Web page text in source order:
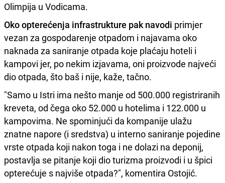
Olimpija u Vodicama.
Oko opterećenja infrastrukture pak navodi primjer
vezan za gospodarenje otpadom i najavama oko
naknada za saniranje otpada koje plaćaju hoteli i
kampovi jer, po nekim izjavama, oni proizvode najveći
dio otpada, što baš i nije, kaže, tačno.
"Samo u Istri ima nešto manje od 500.000 registriranih
kreveta, od čega oko 52.000 u hotelima i 122.000 u
kampovima. Ne spominjući da kompanije ulažu
znatne napore (i sredstva) u interno saniranje pojedine
vrste otpada koji nakon toga i ne dolazi na deponij,
postavlja se pitanje koji dio turizma proizvodi i u špici
opterećuje s najviše otpada?", komentira Ostojić.